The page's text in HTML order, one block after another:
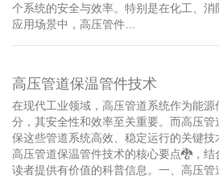
个系统的安全与效率。特别是在化工、
应用场景中，高压管件…
高压管道保温管件技术
在现代工业领域，高压管道系统作为能
分，其安全性和效率至关重要。而高压
保这些管道系统高效、稳定运行的关键
高压管道保温管件技术的核心要点🐉，
读者提供有价值的科普信息。一、高压